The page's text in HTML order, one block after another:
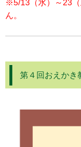
※5/13（水）～23
ん。
第４回おえかき